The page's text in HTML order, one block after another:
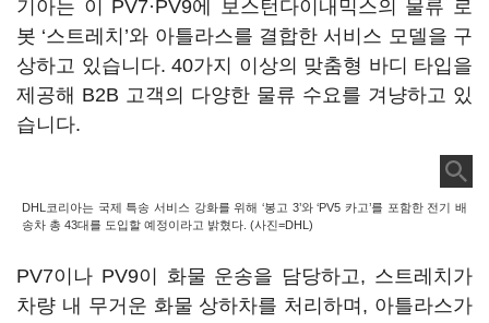
기아는 이 PV7·PV9에 보스턴다이내믹스의 물류 로
봇 ‘스트레치’와 아틀라스를 결합한 서비스 모델을 구
상하고 있습니다. 40가지 이상의 맞춤형 바디 타입을
제공해 B2B 고객의 다양한 물류 수요를 겨냥하고 있
습니다.
DHL코리아는 국제 특송 서비스 강화를 위해 ‘봉고 3’와 ‘PV5 카고’를 포함한 전기 배
송차 총 43대를 도입할 예정이라고 밝혔다. (사진=DHL)
PV7이나 PV9이 화물 운송을 담당하고, 스트레치가
차량 내 무거운 화물 상하차를 처리하며, 아틀라스가